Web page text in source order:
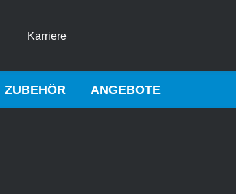
Karriere
ZUBEHÖR ANGEBOTE